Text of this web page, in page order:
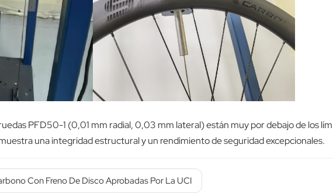
PFD50-1 (0,01 mm radial, 0,03 mm lateral) están muy por debajo de los
una integridad estructural y un rendimiento de seguridad excepcionales.
Con Freno De Disco Aprobadas Por La UCI